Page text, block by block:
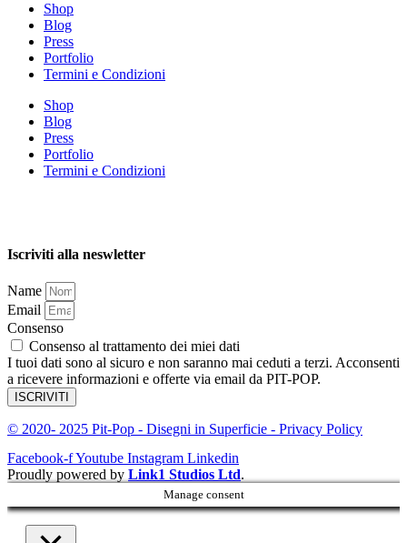
Shop
Blog
Press
Portfolio
Termini e Condizioni
Shop
Blog
Press
Portfolio
Termini e Condizioni
Iscriviti alla neswletter
Name
Email
Consenso
Consenso al trattamento dei miei dati
I tuoi dati sono al sicuro e non saranno mai ceduti a terzi. Acconsenti
a ricevere informazioni e offerte via email da PIT-POP.
ISCRIVITI
© 2020- 2025 Pit-Pop - Disegni in Superficie - Privacy Policy
Facebook-fYoutube Instagram Linkedin
Proudly powered by Link1 Studios Ltd.
Manage consent